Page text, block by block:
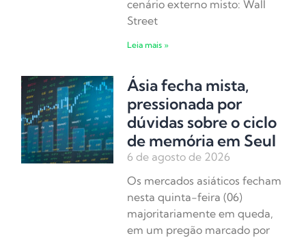
cenário externo misto: Wall
Street
Leia mais »
Ásia fecha mista,
pressionada por
dúvidas sobre o ciclo
de memória em Seul
6 de agosto de 2026
Os mercados asiáticos fecham
nesta quinta-feira (06)
majoritariamente em queda,
em um pregão marcado por